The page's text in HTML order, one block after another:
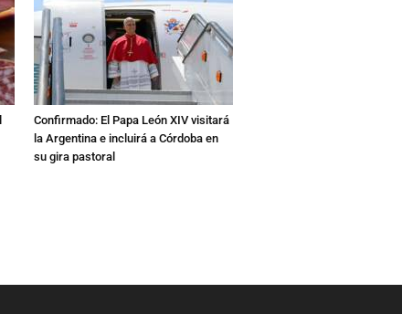
Confirmado: El Papa León XIV visitará
la Argentina e incluirá a Córdoba en
su gira pastoral